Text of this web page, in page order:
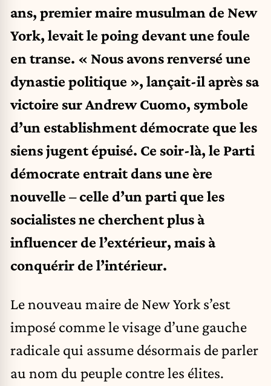
ans, premier maire musulman de New
York, levait le poing devant une foule
en transe. « Nous avons renversé une
dynastie politique », lançait-il après sa
victoire sur Andrew Cuomo, symbole
d’un establishment démocrate que les
siens jugent épuisé. Ce soir-là, le Parti
démocrate entrait dans une ère
nouvelle – celle d’un parti que les
socialistes ne cherchent plus à
influencer de l’extérieur, mais à
conquérir de l’intérieur.
Le nouveau maire de New York s’est
imposé comme le visage d’une gauche
radicale qui assume désormais de parler
au nom du peuple contre les élites.